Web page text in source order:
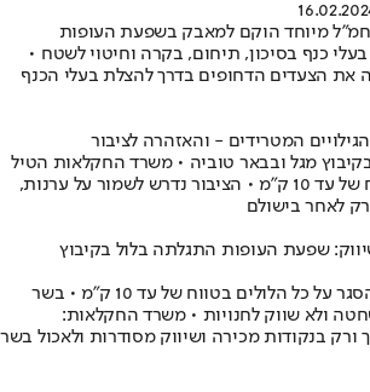
חמ"ל מיוחד הוקם למאבק בשפעת העופות
כנף בסיכון, תיחום, בקרה וחיטוי לשטח •
את הצעדים הדחופים בדרך להצלת בעלי הכנף
המטרידים - והאזהרה לציבור
בקיבוץ מגל ובבאר טוביה • משרד החקלאות הטיל
סגר על כל הלולים בטווח של עד 10 ק"מ • הציבור נדרש לשמור על ערנות,
רק לאחר בישולם
שפעת העופות התגלתה בלול בקיבוץ
משרד החקלאות הטיל הסגר על כל הלולים בטווח של עד 10 ק"מ • בשר
ולא שווק לחנויות • משרד החקלאות:
ורק בנקודות מכירה ושיווק מסודרות ולאכול בשר